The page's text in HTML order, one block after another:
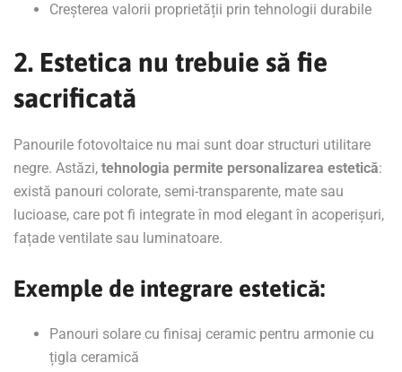
Creșterea valorii proprietății prin tehnologii durabile
2. Estetica nu trebuie să fie
sacrificată
Panourile fotovoltaice nu mai sunt doar structuri utilitare
negre. Astăzi, tehnologia permite personalizarea estetică:
există panouri colorate, semi-transparente, mate sau
lucioase, care pot fi integrate în mod elegant în acoperișuri,
fațade ventilate sau luminatoare.
Exemple de integrare estetică:
Panouri solare cu finisaj ceramic pentru armonie cu
țigla ceramică